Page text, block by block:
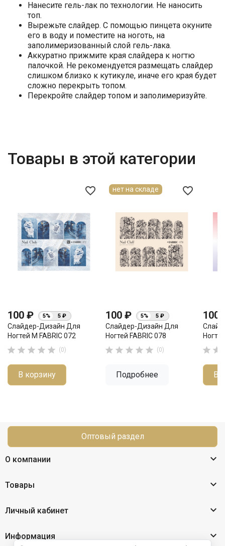
Нанесите гель-лак по технологии. Не наносить
топ.
Вырежьте слайдер. С помощью пинцета окуните
его в воду и поместите на ноготь, на
заполимеризованный слой гель-лака.
Аккуратно прижмите края слайдера к ногтю
палочкой. Не рекомендуется размещать слайдер
слишком близко к кутикуле, иначе его края будет
сложно перекрыть топом.
Перекройте слайдер топом и заполимеризуйте.
Товары в этой категории
favorite_border
100 ₽ 5% 5 ₽
Слайдер-Дизайн Для
Ногтей М FABRIC 072
     (0)
В корзину
favorite_border
100 ₽ 5% 5 ₽
Слайдер-Дизайн Для
Ногтей FABRIC 078
     (0)
Подробнее
нет на складе
100
 
В
Оптовый раздел
О компании 
Товары 
Личный кабинет 
Информация 